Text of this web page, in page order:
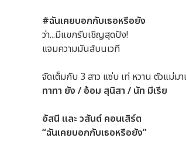
#ฉันเคยบอกกับเธอหรือยัง
ว่า...มีแขกรับเชิญสุดปัง!
แจมความมันส์บนเวที
จัดเต็มกับ 3 สาว แซ่บ เท่ หวาน ตัวแม่มา
ทาทา ยัง / อ้อม สุนิสา / นัท มีเรีย
อัสนี และ วสันต์ คอนเสิร์ต
“ฉันเคยบอกกับเธอหรือยัง”